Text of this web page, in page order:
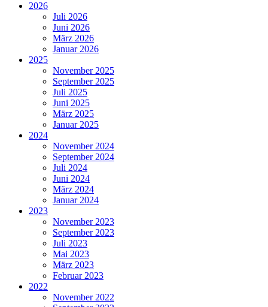
2026
Juli 2026
Juni 2026
März 2026
Januar 2026
2025
November 2025
September 2025
Juli 2025
Juni 2025
März 2025
Januar 2025
2024
November 2024
September 2024
Juli 2024
Juni 2024
März 2024
Januar 2024
2023
November 2023
September 2023
Juli 2023
Mai 2023
März 2023
Februar 2023
2022
November 2022